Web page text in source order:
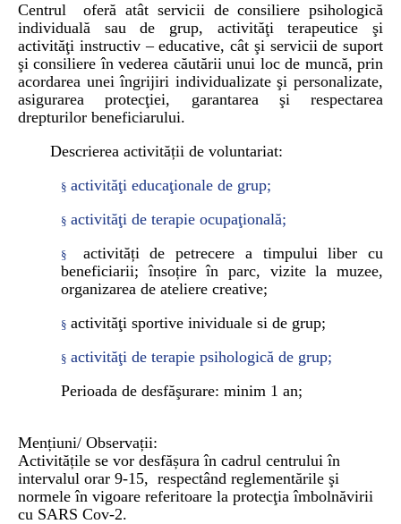
Centrul
oferă atât servicii de consiliere psihologică
individuală sau de grup, activităţi terapeutice şi
activităţi instructiv – educative, cât şi servicii de suport
şi consiliere în vederea căutării unui loc de muncă, prin
acordarea unei îngrijiri individualizate şi personalizate,
asigurarea protecţiei, garantarea şi respectarea
drepturilor beneficiarului.
Descrierea activității de voluntariat:
§ activităţi educaţionale de grup;
§ activităţi de terapie ocupaţională;
§
activități de petrecere a timpului liber cu
beneficiarii; însoțire în parc, vizite la muzee,
organizarea de ateliere creative;
§ activităţi sportive inividuale si de grup;
§ activităţi de terapie psihologică de grup;
Perioada de desfăşurare: minim 1 an;
Mențiuni/ Observații:
Activitățile se vor desfășura în cadrul centrului în
intervalul orar 9-15, respectând reglementările şi
normele în vigoare referitoare la protecţia îmbolnăvirii
cu SARS Cov-2.